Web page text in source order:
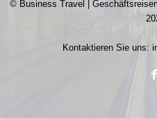
© Business Travel |
Kontaktieren Sie uns: